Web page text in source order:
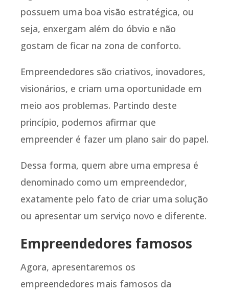
possuem uma boa visão estratégica, ou
seja, enxergam além do óbvio e não
gostam de ficar na zona de conforto.
Empreendedores são criativos, inovadores,
visionários, e criam uma oportunidade em
meio aos problemas. Partindo deste
princípio, podemos afirmar que
empreender é fazer um plano sair do papel.
Dessa forma, quem abre uma empresa é
denominado como um empreendedor,
exatamente pelo fato de criar uma solução
ou apresentar um serviço novo e diferente.
Empreendedores famosos
Agora, apresentaremos os
empreendedores mais famosos da